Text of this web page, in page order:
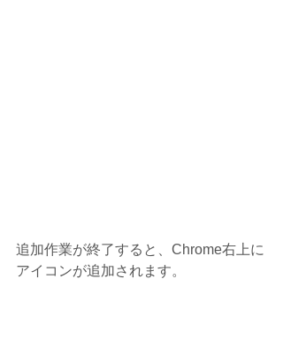
追加作業が終了すると、Chrome右上に
アイコンが追加されます。